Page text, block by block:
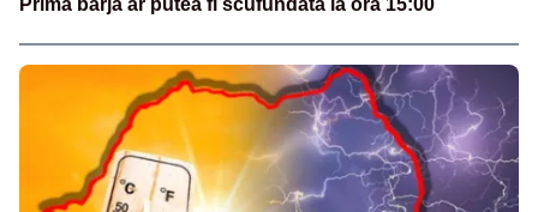
Prima barjă ar putea fi scufundată la ora 15:00